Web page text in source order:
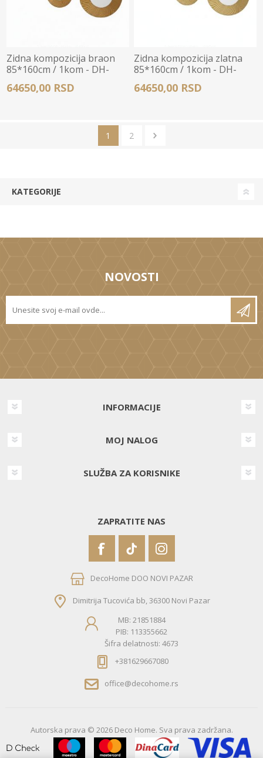
Zidna kompozicija braon
85*160cm / 1kom - DH-
64650,00 RSD
Zidna kompozicija zlatna
85*160cm / 1kom - DH-
64650,00 RSD
1 2
KATEGORIJE
NOVOSTI
INFORMACIJE
MOJ NALOG
SLUŽBA ZA KORISNIKE
ZAPRATITE NAS
DecoHome DOO NOVI PAZAR
Dimitrija Tucovića bb, 36300 Novi Pazar
MB: 21851884
PIB: 113355662
Šifra delatnosti: 4673
+381629667080
office@decohome.rs
Autorska prava © 2026 Deco Home. Sva prava zadržana.